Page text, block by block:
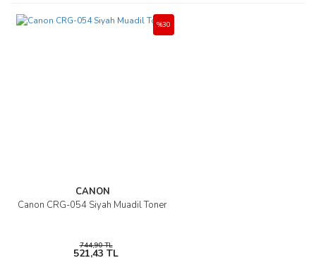
CANON
Canon CRG-054 Siyah Muadil Toner
%30
744,90 TL
521,43 TL